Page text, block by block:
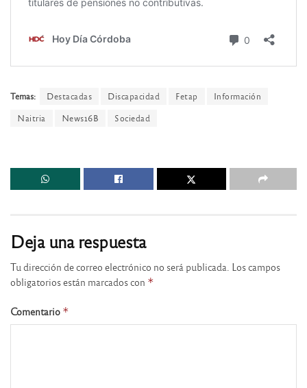
Temas: Destacadas Discapacidad Fetap
Información
Naitria
News16B Sociedad
Deja una respuesta
Tu dirección de correo electrónico no será publicada. Los campos
obligatorios están marcados con *
Comentario *